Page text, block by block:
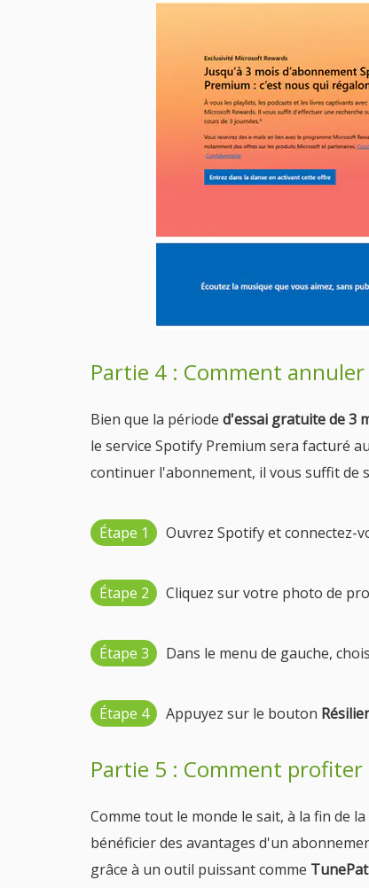
Partie 4 : Comment
Bien que la période d'essai gratuite de 3
le service Spotify Premium sera facturé
continuer l'abonnement, il vous suffit de
Étape 1 Ouvrez Spotify et connectez-
Étape 2 Cliquez sur votre photo de
Étape 3 Dans le menu de gauche,
Étape 4 Appuyez sur le bouton
Partie 5 : Comment profiter
Comme tout le monde le sait, à la fin de
bénéficier des avantages d'un
grâce à un outil puissant comme